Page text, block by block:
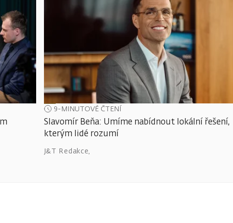
9-MINUTOVÉ ČTENÍ
Slavomír Beňa: Umíme nabídnout lokální řešení,
kterým lidé rozumí
J&T Redakce,